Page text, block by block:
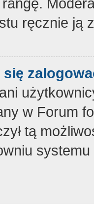
ręcznie ją
się
w Forum
tą